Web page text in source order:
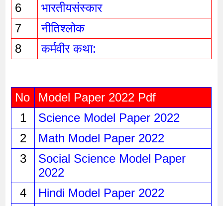
6
भारतीयसंस्कार
7
नीतिश्लोक
8
कर्मवीर कथा:
No
Model Paper 2022 Pdf
1
Science Model Paper 2022
2
Math Model Paper 2022
3
Social Science Model Paper
2022
4
Hindi Model Paper 2022